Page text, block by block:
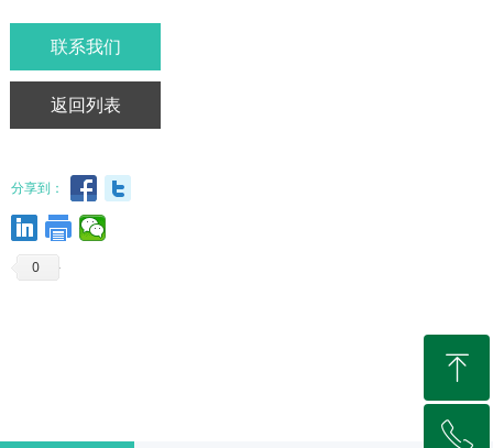
联系我们
返回列表
分享到：
0
ꁸ
回到顶部
ꂅ